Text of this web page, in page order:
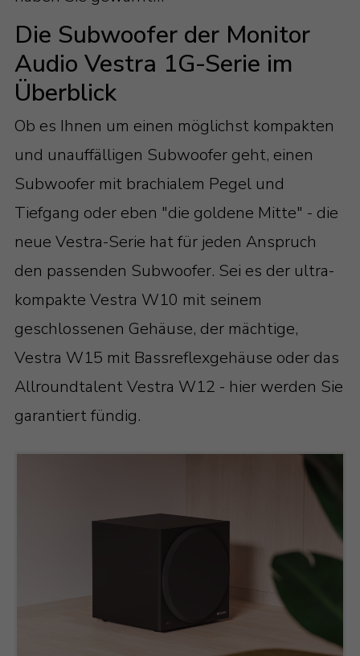
Die Subwoofer der Monitor
Audio Vestra 1G-Serie im
Überblick
Ob es Ihnen um einen möglichst kompakten
und unauffälligen Subwoofer geht, einen
Subwoofer mit brachialem Pegel und
Tiefgang oder eben "die goldene Mitte" - die
neue Vestra-Serie hat für jeden Anspruch
den passenden Subwoofer. Sei es der ultra-
kompakte Vestra W10 mit seinem
geschlossenen Gehäuse, der mächtige,
Vestra W15 mit Bassreflexgehäuse oder das
Allroundtalent Vestra W12 - hier werden Sie
garantiert fündig.